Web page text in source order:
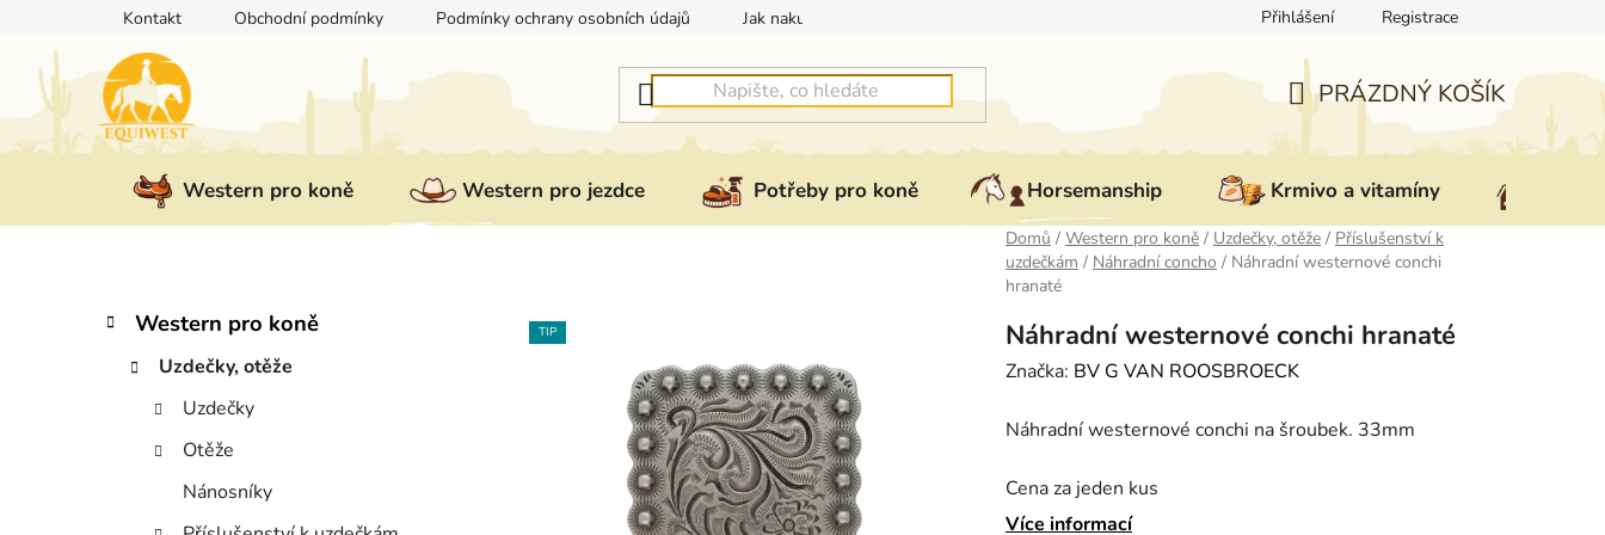
obsah
Kontakt Obchodní podmínky Podmínky ochrany osobních údajů Jak nakupovat Reklamace Doprava a platba
Přihlášení Registrace
NÁKUPNÍ
KOŠÍK
PRÁZDNÝ KOŠÍK
Western pro koně Western pro jezdce Potřeby pro koně Horsemanship Krmivo a vitamíny
Domů / Western pro koně / Uzdečky, otěže / Příslušenství k
uzdečkám / Náhradní concho / Náhradní westernové conchi
hranaté
PPřeskočit
kategorie
K
a
Western pro koně
Uzdečky, otěže
Uzdečky
Otěže
Nánosníky
Náhradní westernové conchi hranaté
Značka: BV G VAN ROOSBROECK
Náhradní westernové conchi na šroubek. 33mm
Cena za jeden kus
Více informací
TIP